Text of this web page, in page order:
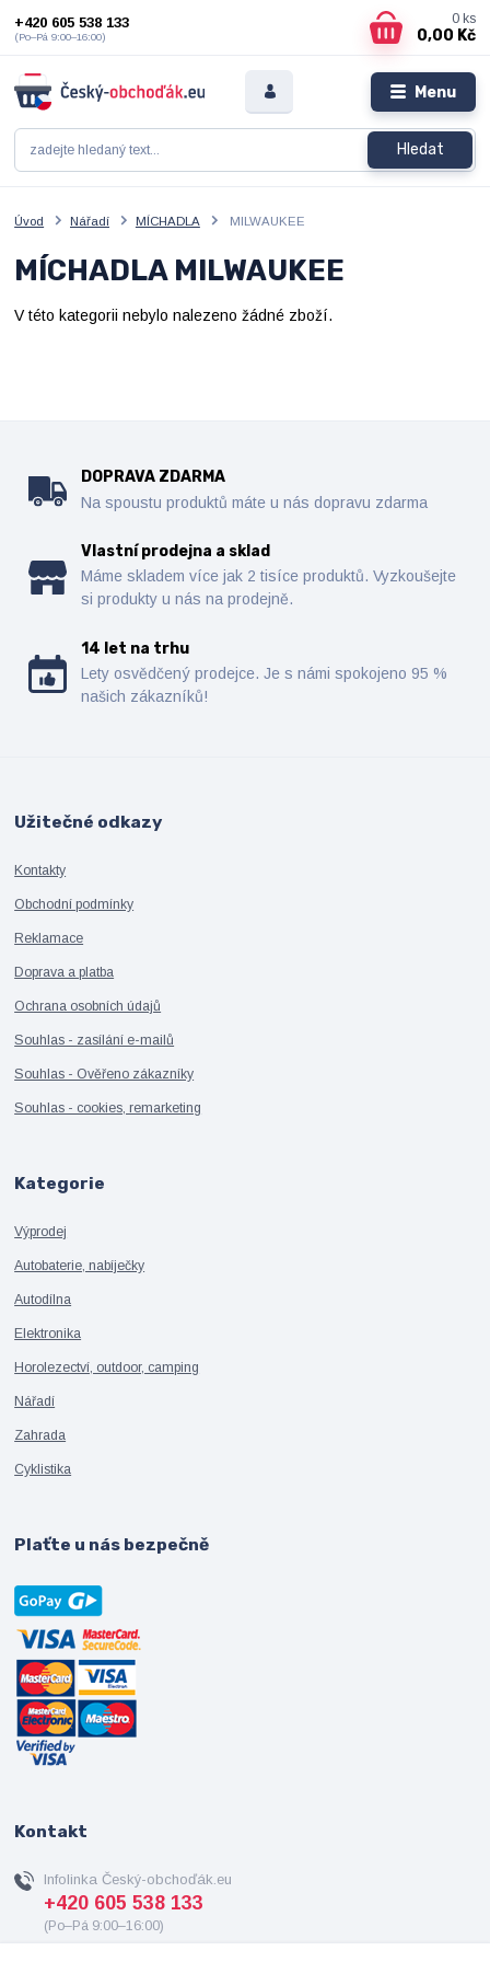
Menu
Hledat
+420 605 538 133
(Po–Pá 9:00–16:00)
0 ks
0,00 Kč
Úvod Nářadí MÍCHADLA MILWAUKEE
MÍCHADLA MILWAUKEE
V této kategorii nebylo nalezeno žádné zboží.
DOPRAVA ZDARMA
Na spoustu produktů máte u nás dopravu zdarma
Vlastní prodejna a sklad
Máme skladem více jak 2 tisíce produktů. Vyzkoušejte
si produkty u nás na prodejně.
14 let na trhu
Lety osvědčený prodejce. Je s námi spokojeno 95 %
našich zákazníků!
Užitečné odkazy
Kontakty
Obchodní podmínky
Reklamace
Doprava a platba
Ochrana osobních údajů
Souhlas - zasílání e-mailů
Souhlas - Ověřeno zákazníky
Souhlas - cookies, remarketing
Kategorie
Výprodej
Autobaterie, nabíječky
Autodílna
Elektronika
Horolezectví, outdoor, camping
Nářadí
Zahrada
Cyklistika
Plaťte u nás bezpečně
Kontakt
Infolinka Český-obchoďák.eu
+420 605 538 133
(Po–Pá 9:00–16:00)